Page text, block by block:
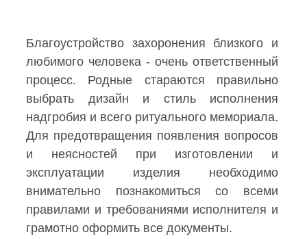
Благоустройство захоронения близкого и
любимого человека - очень ответственный
процесс. Родные стараются правильно
выбрать дизайн и стиль исполнения
надгробия и всего ритуального мемориала.
Для предотвращения появления вопросов
и неясностей при изготовлении и
эксплуатации изделия необходимо
внимательно познакомиться со всеми
правилами и требованиями исполнителя и
грамотно оформить все документы.